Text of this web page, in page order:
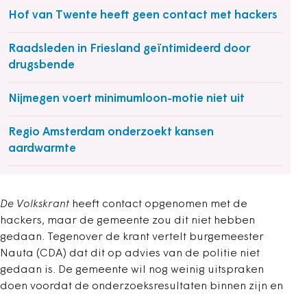
Hof van Twente heeft geen contact met hackers
Raadsleden in Friesland geïntimideerd door
drugsbende
Nijmegen voert minimumloon-motie niet uit
Regio Amsterdam onderzoekt kansen
aardwarmte
De Volkskrant heeft contact opgenomen met de
hackers, maar de gemeente zou dit niet hebben
gedaan. Tegenover de krant vertelt burgemeester
Nauta (CDA) dat dit op advies van de politie niet
gedaan is. De gemeente wil nog weinig uitspraken
doen voordat de onderzoeksresultaten binnen zijn en